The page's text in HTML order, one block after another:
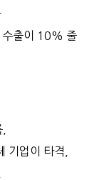
수출이 10% 줄
기업이 타격,